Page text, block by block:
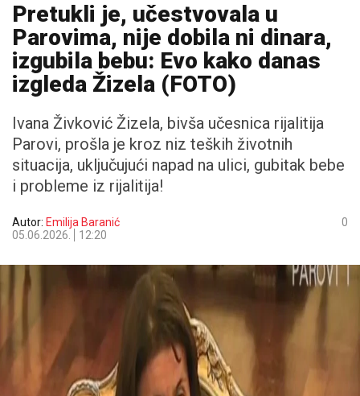
Pretukli je, učestvovala u
Parovima, nije dobila ni dinara,
izgubila bebu: Evo kako danas
izgleda Žizela (FOTO)
Ivana Živković Žizela, bivša učesnica rijalitija
Parovi, prošla je kroz niz teških životnih
situacija, uključujući napad na ulici, gubitak bebe
i probleme iz rijalitija!
Autor: Emilija Baranić
05.06.2026.
12:20
0